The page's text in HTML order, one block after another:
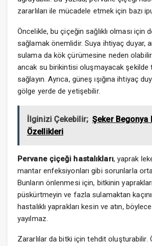
zararlıları ile mücadele etmek için bazı
Öncelikle, bu çiçeğin sağlıklı olması için
sağlamak önemlidir. Suya ihtiyaç duyar,
sulama da kök çürümesine neden
ancak su birikintisi oluşmayacak şekilde
sağlayın. Ayrıca, güneş ışığına ihtiyaç
gölge yerde de yetişebilir.
İlginizi Çekebilir; Şeker Begonya
Özellikleri
Pervane çiçeği hastalıkları, yaprak
mantar enfeksiyonları gibi sorunlarla
Bunların önlenmesi için, bitkinin
püskürtmeyin ve fazla sulamaktan
hastalıklı yaprakları kesin ve atın,
yayılmaz.
Zararlılar da bitki için tehdit oluşturabilir.